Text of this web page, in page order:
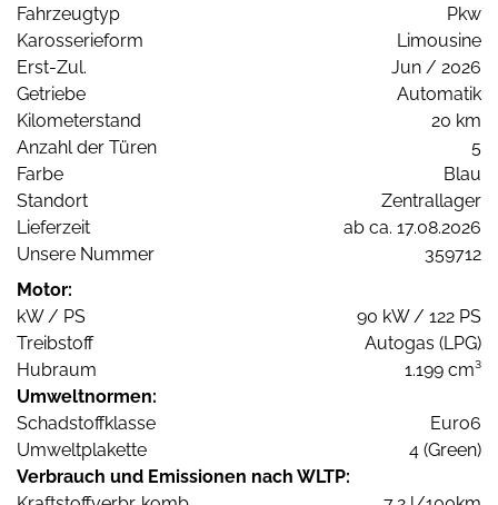
Fahrzeugtyp
Pkw
Karosserieform
Limousine
Erst-Zul.
Jun / 2026
Getriebe
Automatik
Kilometerstand
20 km
Anzahl der Türen
5
Farbe
Blau
Standort
Zentrallager
Lieferzeit
ab ca. 17.08.2026
Unsere Nummer
359712
Motor:
kW / PS
90 kW / 122 PS
Treibstoff
Autogas (LPG)
Hubraum
1.199 cm³
Umweltnormen:
Schadstoffklasse
Euro6
Umweltplakette
4 (Green)
Verbrauch und Emissionen nach WLTP: